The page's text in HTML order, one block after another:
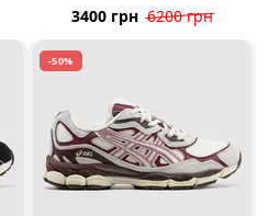
3400 грн 6200 грн
-50%